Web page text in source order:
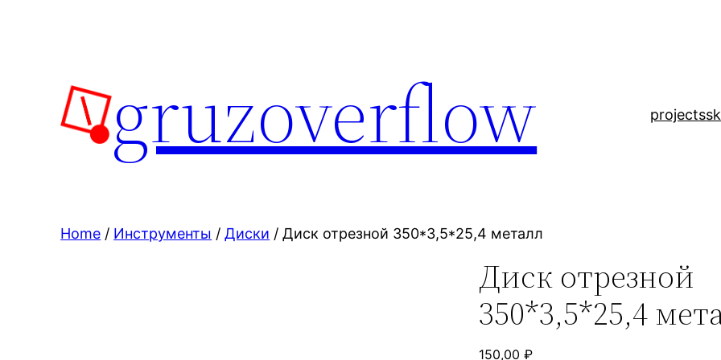
gruzoverflow projects
Home / Инструменты /Диски / Диск отрезной 350*3,5*25,4 металл
Диск отрезной
350*3,5*25,4
150,00₽